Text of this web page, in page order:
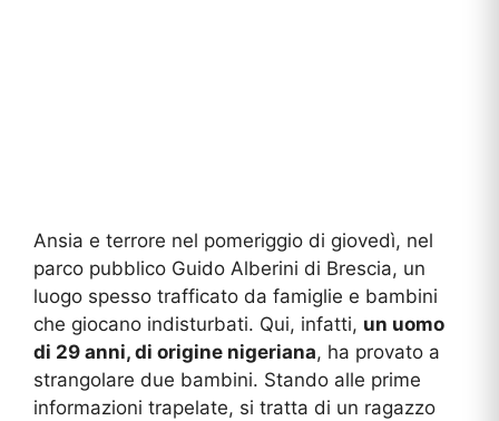
Ansia e terrore nel pomeriggio di giovedì, nel
parco pubblico Guido Alberini di Brescia, un
luogo spesso trafficato da famiglie e bambini
che giocano indisturbati. Qui, infatti, un uomo
di 29 anni, di origine nigeriana, ha provato a
strangolare due bambini. Stando alle prime
informazioni trapelate, si tratta di un ragazzo